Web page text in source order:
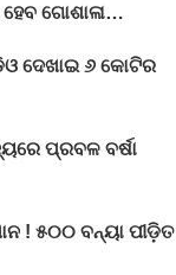
ଗୋଶାଳା…
ଦେଖାଇ ୬ କୋଟିର
ପ୍ରବଳ ବର୍ଷା
! ୫୦୦ ବନ୍ୟା ପୀଡ଼ିତ